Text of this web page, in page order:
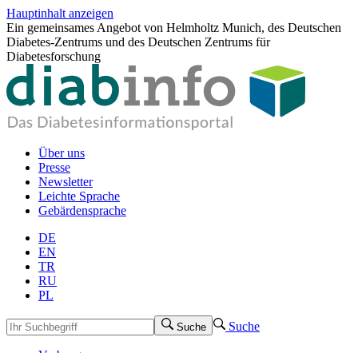
Hauptinhalt anzeigen
Ein gemeinsames Angebot von Helmholtz Munich, des Deutschen
Diabetes-Zentrums und des Deutschen Zentrums für
Diabetesforschung
Über uns
Presse
Newsletter
Leichte Sprache
Gebärdensprache
DE
EN
TR
RU
PL
Suche Suche